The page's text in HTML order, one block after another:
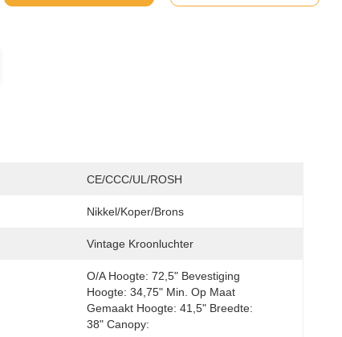
CE/CCC/UL/ROSH
Nikkel/koper/brons
Vintage Kroonluchter
O/A Hoogte: 72,5" Bevestiging
Hoogte: 34,75" Min. Op Maat
Gemaakt Hoogte: 41,5" Breedte:
38" Canopy: